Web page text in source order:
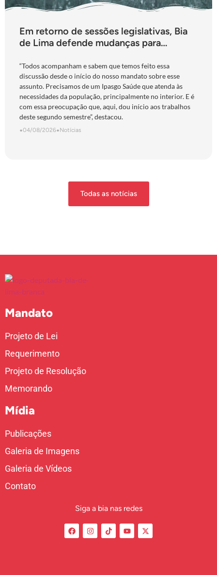
Em retorno de sessões legislativas, Bia
de Lima defende mudanças para
“Todos acompanham e sabem que temos feito essa
discussão desde o início do nosso mandato sobre esse
assunto. Precisamos de um Ipasgo Saúde que atenda às
necessidades da população, principalmente no interior. E é
com essa preocupação que, aqui, dou início aos trabalhos
deste segundo semestre”, destacou.
•04/08/2026•Notícias
Todas as notícias
Mandato
Projeto de Lei
Requerimento
Projeto de Resolução
Memorando
Mídia
Publicações
Galeria de Imagens
Galeria de Vídeos
Contato
Siga a bia nas redes